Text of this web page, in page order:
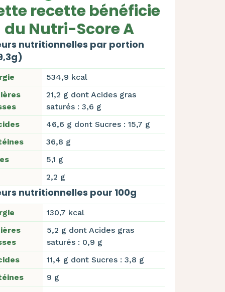
recette bénéficie
du Nutri-Score A
nutritionnelles par portion
534,9 kcal
21,2 g dont Acides gras
saturés : 3,6 g
46,6 g dont Sucres : 15,7 g
36,8 g
5,1 g
2,2 g
nutritionnelles pour 100g
130,7 kcal
5,2 g dont Acides gras
saturés : 0,9 g
11,4 g dont Sucres : 3,8 g
9 g